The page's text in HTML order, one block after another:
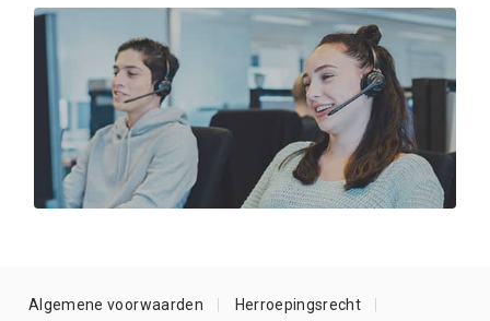
Algemene voorwaarden Herroepingsrecht